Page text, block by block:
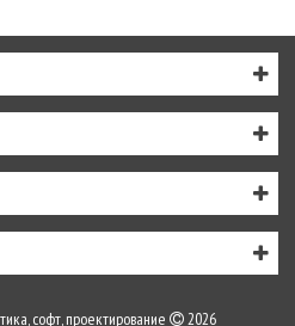
софт, проектирование 2026